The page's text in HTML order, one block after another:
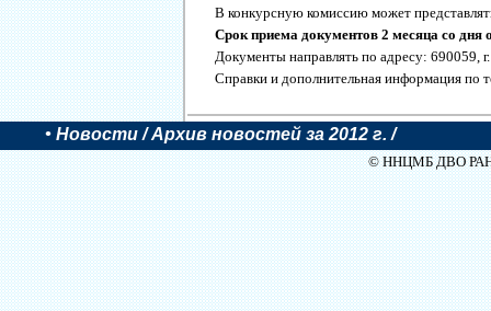
В конкурсную комиссию может
Срок приема документов 2 месяца со дня
Документы направлять по адресу: 690059,
Справки и дополнительная информация по
• Новости / Архив новостей за 2012 г. /
© ННЦМБ ДВО РАН,